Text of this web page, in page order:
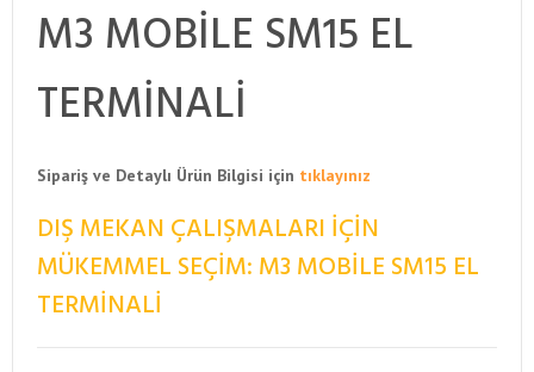
M3 MOBILE SM15 EL
TERMINALI
Sipariş ve Detaylı Ürün Bilgisi için tıklayınız
DIŞ MEKAN ÇALIŞMALARI İÇIN
MÜKEMMEL SEÇIM: M3 MOBILE SM15 EL
TERMINALI